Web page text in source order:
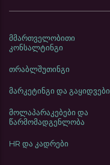
მმართველობითი
კონსალტინგი
თრაბლშუთინგი
მარკეტინგი და გაყიდვები
მოლაპარაკებები და
წარმომადგენლობა
HR და კადრები